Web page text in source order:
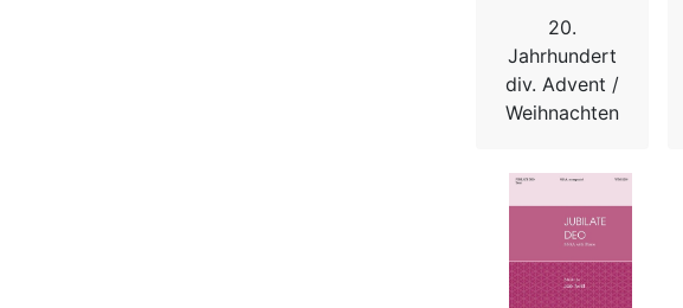
20.
Jahrhundert
div. Advent /
Weihnachten